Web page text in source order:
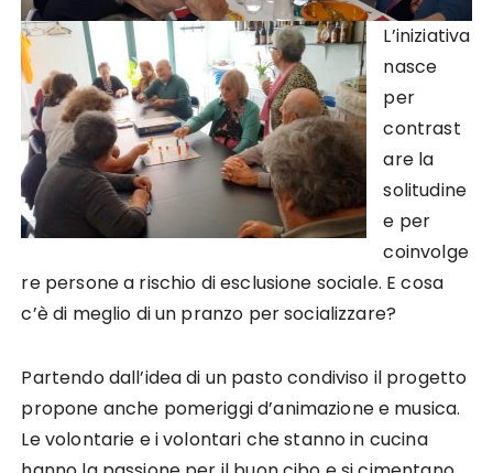
L’iniziativa
nasce
per
contrast
are la
solitudine
e per
coinvolge
re persone a rischio di esclusione sociale. E cosa
c’è di meglio di un pranzo per socializzare?
Partendo dall’idea di un pasto condiviso il progetto
propone anche pomeriggi d’animazione e musica.
Le volontarie e i volontari che stanno in cucina